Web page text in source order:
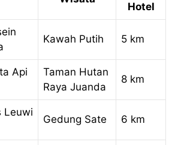
Hotel
Kawah Putih 5 km
Api
Taman Hutan
Raya Juanda
8 km
Leuwi
Gedung Sate 6 km